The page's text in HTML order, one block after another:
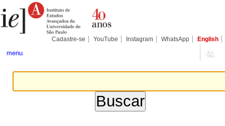
para
conteúdo.
Pessoais
Cadastre-se YouTube Instagram WhatsApp English
menu